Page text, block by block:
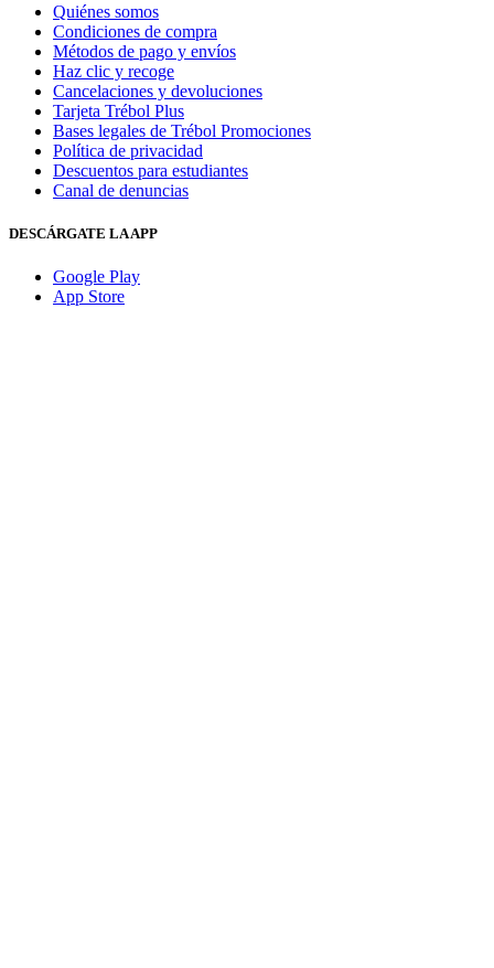
Quiénes somos
Condiciones de compra
Métodos de pago y envíos
Haz clic y recoge
Cancelaciones y devoluciones
Tarjeta Trébol Plus
Bases legales de Trébol Promociones
Política de privacidad
Descuentos para estudiantes
Canal de denuncias
DESCÁRGATE LA APP
Google Play
App Store